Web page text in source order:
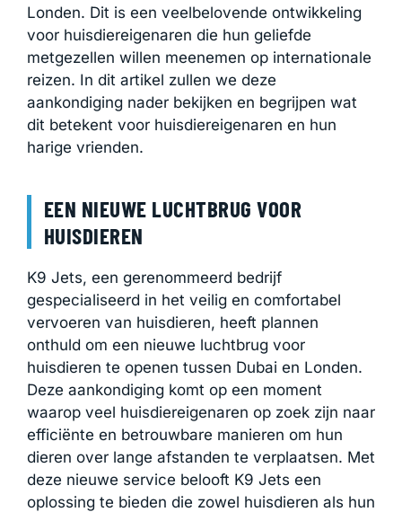
Londen. Dit is een veelbelovende ontwikkeling
voor huisdiereigenaren die hun geliefde
metgezellen willen meenemen op internationale
reizen. In dit artikel zullen we deze
aankondiging nader bekijken en begrijpen wat
dit betekent voor huisdiereigenaren en hun
harige vrienden.
EEN NIEUWE LUCHTBRUG VOOR
HUISDIEREN
K9 Jets, een gerenommeerd bedrijf
gespecialiseerd in het veilig en comfortabel
vervoeren van huisdieren, heeft plannen
onthuld om een nieuwe luchtbrug voor
huisdieren te openen tussen Dubai en Londen.
Deze aankondiging komt op een moment
waarop veel huisdiereigenaren op zoek zijn naar
efficiënte en betrouwbare manieren om hun
dieren over lange afstanden te verplaatsen. Met
deze nieuwe service belooft K9 Jets een
oplossing te bieden die zowel huisdieren als hun